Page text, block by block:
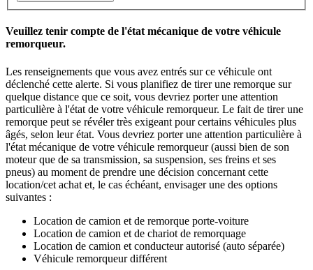
Veuillez tenir compte de l'état mécanique de votre véhicule
remorqueur.
Les renseignements que vous avez entrés sur ce véhicule ont
déclenché cette alerte. Si vous planifiez de tirer une remorque sur
quelque distance que ce soit, vous devriez porter une attention
particulière à l'état de votre véhicule remorqueur. Le fait de tirer une
remorque peut se révéler très exigeant pour certains véhicules plus
âgés, selon leur état. Vous devriez porter une attention particulière à
l'état mécanique de votre véhicule remorqueur (aussi bien de son
moteur que de sa transmission, sa suspension, ses freins et ses
pneus) au moment de prendre une décision concernant cette
location/cet achat et, le cas échéant, envisager une des options
suivantes :
Location de camion et de remorque porte-voiture
Location de camion et de chariot de remorquage
Location de camion et conducteur autorisé (auto séparée)
Véhicule remorqueur différent